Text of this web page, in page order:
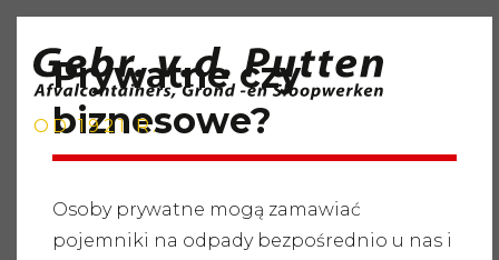
OD 1921 R.
Strona główna " Usługi "Pojemniki na odpady " Odpady
Prywatne czy
biznesowe?
Osoby prywatne mogą zamawiać
pojemniki na odpady bezpośrednio u nas i